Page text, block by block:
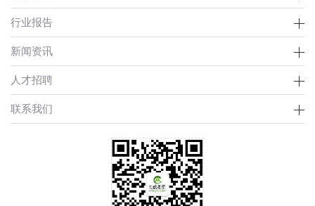
行业报告
新闻资讯
人才招聘
联系我们